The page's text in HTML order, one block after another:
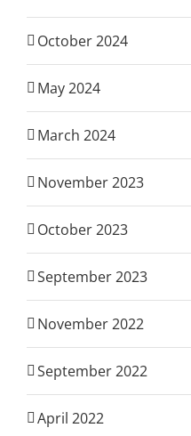
October 2024
May 2024
March 2024
November 2023
October 2023
September 2023
November 2022
September 2022
April 2022